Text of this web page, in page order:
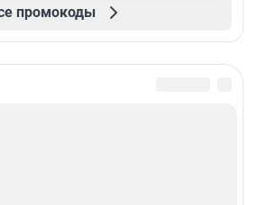
промокоды